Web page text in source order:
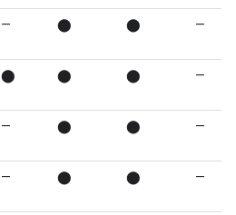
— ⬤ ⬤ —
⬤ ⬤ ⬤ —
— ⬤ ⬤ —
— ⬤ ⬤ —